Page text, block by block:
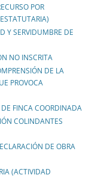
POR
Y SERVIDUMBRE DE
NO INSCRITA
DE LA
PROVOCA
FINCA COORDINADA
COLINDANTES
DE OBRA
(ACTIVIDAD